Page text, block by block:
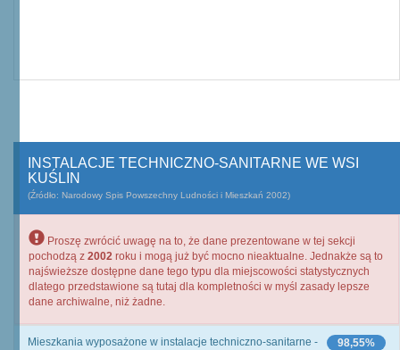
INSTALACJE TECHNICZNO-SANITARNE WE WSI
KUŚLIN
(Źródło: Narodowy Spis Powszechny Ludności i Mieszkań 2002)
Proszę zwrócić uwagę na to, że dane prezentowane w tej sekcji
pochodzą z 2002 roku i mogą już być mocno nieaktualne. Jednakże są to
najświeższe dostępne dane tego typu dla miejscowości statystycznych
dlatego przedstawione są tutaj dla kompletności w myśl zasady lepsze
dane archiwalne, niż żadne.
98,55%
Mieszkania wyposażone w instalacje techniczno-sanitarne -